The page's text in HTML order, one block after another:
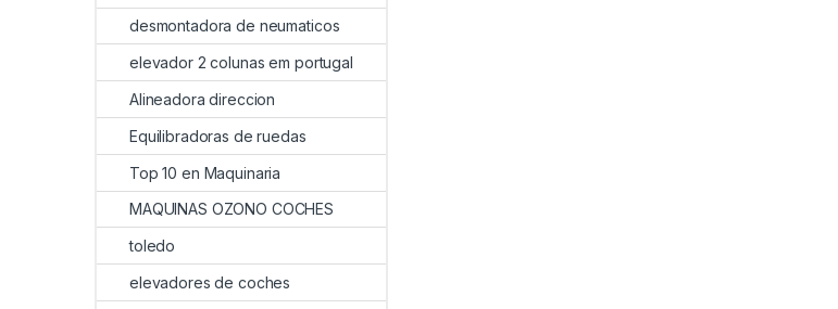
desmontadora de neumaticos
elevador 2 colunas em portugal
Alineadora direccion
Equilibradoras de ruedas
Top 10 en Maquinaria
MAQUINAS OZONO COCHES
toledo
elevadores de coches